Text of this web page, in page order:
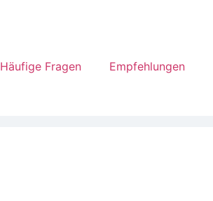
Häufige Fragen Empfehlungen